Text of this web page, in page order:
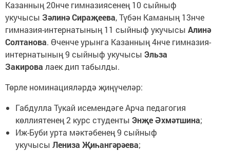
Казанның 20нче гимназиясенең 10 сыйныф
укучысы Зәлинә Сираҗеева, Түбән Каманың 13нче
гимназия-интернатының 11 сыйныф укучысы Алинә
Солтанова. Өченче урынга Казанның 4нче гимназия-
интернатының 9 сыйныф укучысы Эльза
Закирова лаек дип табылды.
Төрле номинацияләрдә җиңүчеләр:
Габдулла Тукай исемендәге Арча педагогия
көллиятенең 2 курс студенты Энҗе Әхмәтшина;
Иж-Буби урта мәктәбенең 9 сыйныф
укучысы Лениза Җиһангәрәева;